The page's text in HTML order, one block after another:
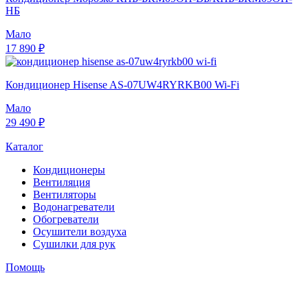
НБ
Мало
17 890 ₽
Кондиционер Hisense AS-07UW4RYRKB00 Wi-Fi
Мало
29 490 ₽
Каталог
Кондиционеры
Вентиляция
Вентиляторы
Водонагреватели
Обогреватели
Осушители воздуха
Сушилки для рук
Помощь